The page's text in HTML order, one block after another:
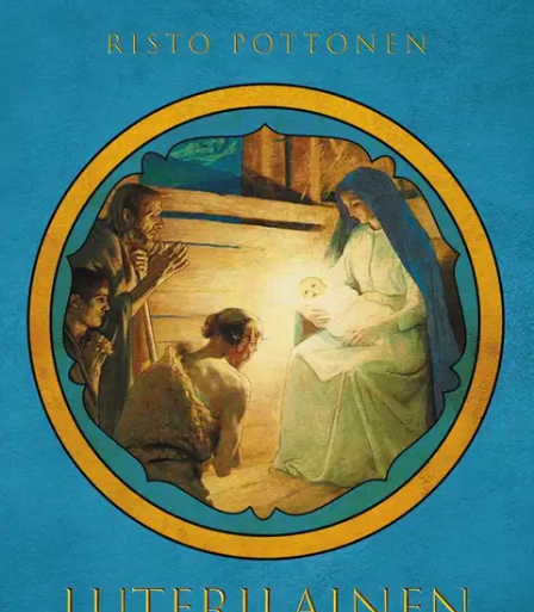
Tuotekuvaus
Miten Neitsyt Maria on joutunut kadoksiin luterilaisessa perinteessä?
Miten hänet voidaan jälleen löytää? Tutkimuksesta käy ilmi, miten
uskonpuhdistuksen alkuaikojen kirjoitukset, virret ja myös
kirkkovuoden juhlapäivät ja rukousperinne ilmentävät aivan eri
tavalla Kristuksen Äidin merkitystä kuin mihin olemme nykyisessä
luterilaisuudessa tottuneet. Tässä teoksessa tutkitaan myös sitä, miten
luterilaisella maaperällä syntynyt taide ilmentää Mariaa. Suomalaiset
alttaritaulut tutkitaan tarkasti.Avataan virsien ja muun
kirkkomusiikin, Bachin, Mendelssohnin, Brahmsin ja suomalaisten
säveltäjien teoksia. Kaunokirjallisuus tutkitaan myös, eepokset ja
runot. Teologisissa aiheissa tehdään löytöjä niin Marian
häivyttämisestä kuin hänen löytämisestään. Kuka on Suomen
mariaanisin teologi? Mitä uusin tutkimus on tuonut esiin? Teos
pyrkii siihen, että Kirkon Äidistä tulisi luterilaisellekin läheinen,
kunnioitettu, taivaallinen esirukoilija. Sen vuoksi kirjassa on
aineistoa unohdettujen juhlapäivien palauttamiseksi, Ave Marian
laulamiseksi ja myös meditaatioon ja rukoukseen liittyviä tekstejä.
Näytä lisää tuotekuvausta